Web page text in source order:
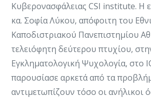
Κυβερονασφάλειας CSI institute. Η
κα. Σοφία Λύκου, απόφοιτη του
Καποδιστριακού Πανεπιστημίου
τελειόφητη δεύτερου πτυχίου,
Εγκληματολογική Ψυχολογία, στο
παρουσίασε αρκετά από τα
αντιμετωπίζουν τόσο οι ανήλικοι